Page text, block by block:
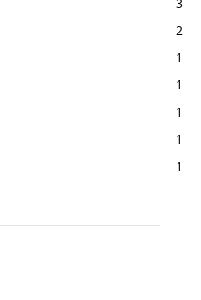
2
1
1
1
1
1